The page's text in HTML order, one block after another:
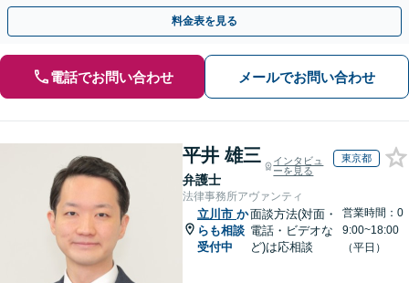
13拠点】お気軽にご相談ください。
料金表を見る
電話でお問い合わせ メールでお問い合わせ
平井 雄三
弁護士
インタビュ
ーを見る
東京都
法律事務所アヴァンティ
立川市 か
らも相談
受付中
面談方法(対面・
電話・ビデオな
ど)は応相談
営業時間：0
9:00~18:00
（平日）